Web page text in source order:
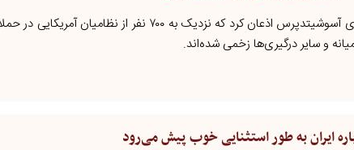
ایرانیان جهان - خبرگزاری آسوشیتدپرس اذعان کرد که نزدیک به
و سایر درگیری‌ها زخمی شده‌اند.
ایران به طور استثنایی خوب پیش می‌رود